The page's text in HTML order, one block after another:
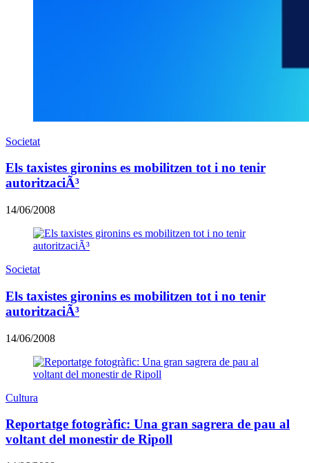
Societat
Els taxistes gironins es mobilitzen tot i no tenir
autoritzaciÃ³
14/06/2008
Societat
Els taxistes gironins es mobilitzen tot i no tenir
autoritzaciÃ³
14/06/2008
Cultura
Reportatge fotogràfic: Una gran sagrera de pau al
voltant del monestir de Ripoll